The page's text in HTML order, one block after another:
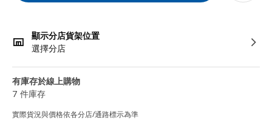
顯示分店貨架位置
選擇分店
有庫存於線上購物
7 件庫存
實際貨況與價格依各分店/通路標示為準